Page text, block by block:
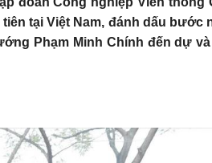
tại Việt Nam, đánh dấu bước
Phạm Minh Chính đến dự